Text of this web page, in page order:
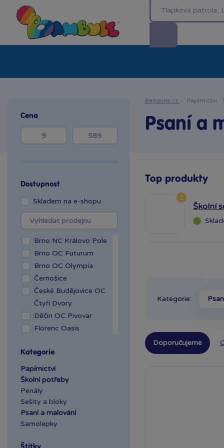
Cena
Dostupnost
Skladem na e-shopu
Brno NC Královo Pole
Brno OC Futurum
Brno OC Olympia
Černošice
České Budějovice OC
Čtyři Dvory
Děčín OC Pivovar
Florenc Oasis
Kladno OAZA
Liberec Géčko
Liberec OC Nisa
Mladá Boleslav OC
Olympia
OC Šestka
Olomouc Šantovka
Kategorie
Papírnictví
Školní potřeby
Penály
Sešity a bloky
Psaní a malování
Samolepky
Bambule.cz · Papírnictví ·
Psaní a
Top produkty
1
Školní
Kategorie:
Doporučujeme